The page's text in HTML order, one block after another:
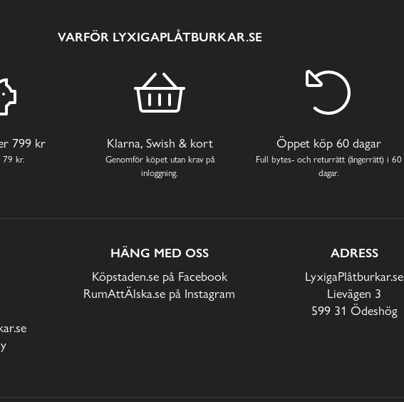
VARFÖR LYXIGAPLÅTBURKAR.SE
799 kr
79 kr.
Klarna, Swish & kort
Genomför köpet utan krav på
inloggning.
Öppet köp 60 dagar
Full bytes- och returrätt (ångerrätt) i 60
dagar.
HÄNG MED OSS
Köpstaden.se på Facebook
RumAttÄlska.se på Instagram
ADRESS
LyxigaPlåtburkar.se
Lievägen 3
599 31 Ödeshög